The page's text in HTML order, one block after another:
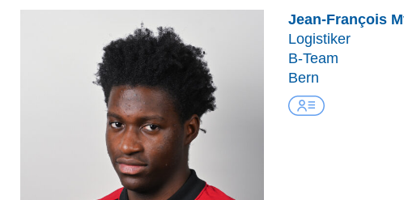
Jean-François
Logistiker
B-Team
Bern